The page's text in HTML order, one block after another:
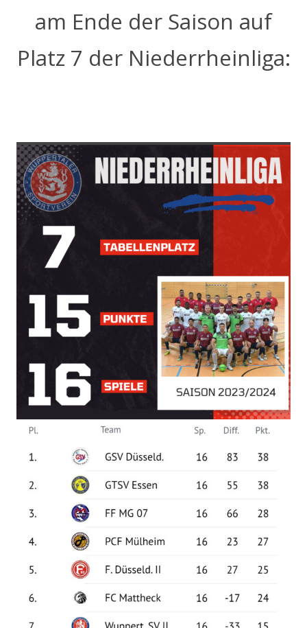
am Ende der Saison auf
Platz 7 der Niederrheinliga: